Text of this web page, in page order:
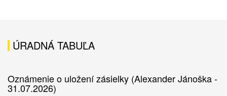
ÚRADNÁ TABUĽA
Oznámenie o uložení zásielky (Alexander Jánoška -
31.07.2026)